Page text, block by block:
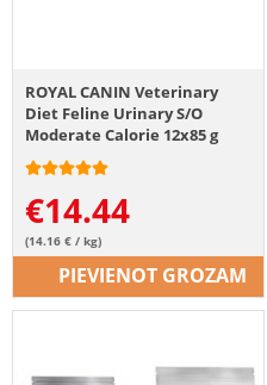
ROYAL CANIN Veterinary
Diet Feline Urinary S/O
Moderate Calorie 12x85 g
€14.44
(14.16 € / kg)
PIEVIENOT GROZAM